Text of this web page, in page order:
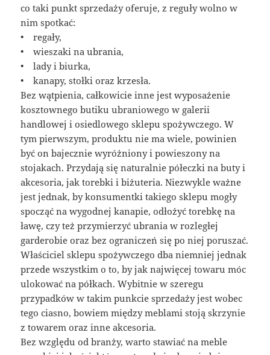
co taki punkt sprzedaży oferuje, z reguły wolno w
nim spotkać:
• regały,
• wieszaki na ubrania,
• lady i biurka,
• kanapy, stołki oraz krzesła.
Bez wątpienia, całkowicie inne jest wyposażenie
kosztownego butiku ubraniowego w galerii
handlowej i osiedlowego sklepu spożywczego. W
tym pierwszym, produktu nie ma wiele, powinien
być on bajecznie wyróżniony i powieszony na
stojakach. Przydają się naturalnie półeczki na buty i
akcesoria, jak torebki i biżuteria. Niezwykle ważne
jest jednak, by konsumentki takiego sklepu mogły
spocząć na wygodnej kanapie, odłożyć torebkę na
ławę, czy też przymierzyć ubrania w rozległej
garderobie oraz bez ograniczeń się po niej poruszać.
Właściciel sklepu spożywczego dba niemniej jednak
przede wszystkim o to, by jak najwięcej towaru móc
ulokować na półkach. Wybitnie w szeregu
przypadków w takim punkcie sprzedaży jest wobec
tego ciasno, bowiem między meblami stoją skrzynie
z towarem oraz inne akcesoria.
Bez względu od branży, warto stawiać na meble